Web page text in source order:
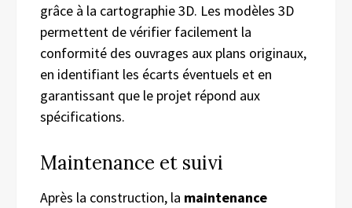
grâce à la cartographie 3D. Les modèles 3D
permettent de vérifier facilement la
conformité des ouvrages aux plans originaux,
en identifiant les écarts éventuels et en
garantissant que le projet répond aux
spécifications.
Maintenance et suivi
Après la construction, la maintenance